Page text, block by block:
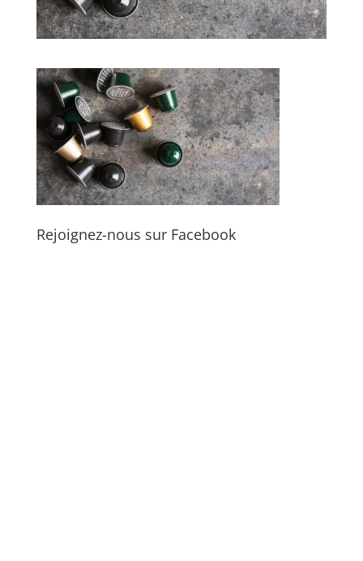
Rejoignez-nous sur Facebook